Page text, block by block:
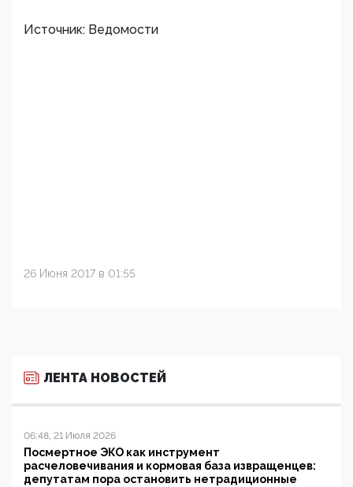
Источник: Ведомости
26 Июня 2017 в 01:55
ЛЕНТА НОВОСТЕЙ
06:48, 21 Июля 2026
Посмертное ЭКО как инструмент
расчеловечивания и кормовая база извращенцев:
депутатам пора остановить нетрадиционные